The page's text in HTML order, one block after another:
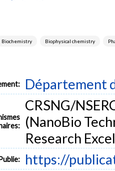
Biochemistry Biophysical chemistry
Département
CRSNG/
(NanoBio
Research
https://